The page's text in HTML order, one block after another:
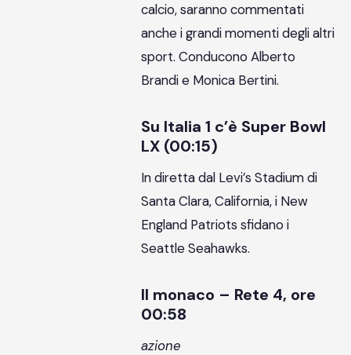
calcio, saranno commentati
anche i grandi momenti degli altri
sport. Conducono Alberto
Brandi e Monica Bertini.
Su Italia 1 c’è Super Bowl
LX (00:15)
In diretta dal Levi’s Stadium di
Santa Clara, California, i New
England Patriots sfidano i
Seattle Seahawks.
Il monaco – Rete 4, ore
00:58
azione